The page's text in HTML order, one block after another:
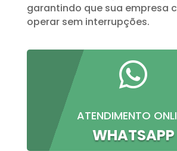
garantindo que sua empresa
operar sem interrupções.

ATENDIMENTO
WHATSAPP